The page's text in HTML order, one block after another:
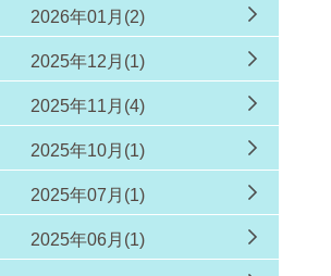
2026年01月(2)
2025年12月(1)
2025年11月(4)
2025年10月(1)
2025年07月(1)
2025年06月(1)